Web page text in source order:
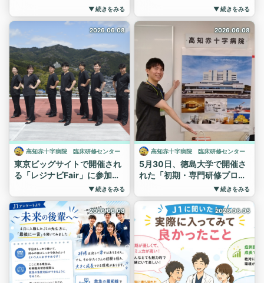
習していました💪
その次は、透明なマネキン
で、カテーテル留置の全過程
を経験。一通りの手順を通し
てやってみる貴重な学習機会
です。
病院見学に来られていた学生
さんも飛び入り参加！
教わったことを活かして早速
優しい指導をする研修医の姿
も見られました😊
みんな時間一杯、積極的に、
楽しみながら取り組んでいま
した😆
湘南藤沢徳洲会病院では、実
際の診療に臨む前にシミュレ
ーション教育を通して安全に
手技を学べる環境を整えてい
ます。
「見て覚える」だけではな
く、「実際にやってみる」こ
とで理解が深まり、自信にも
つながります✨
これからも研修医の成長を支
実習に来てくれた高知大学６
年生と益田赤十字病院の2年
次研修医、そして当院の研修
医が参加し、賑やかな時間を
過ごしました。
皆、救急部で楽しく充実した
実習・研修を行えているよう
です😊
指導医の先生との距離が近い
のも、当院の魅力の一つ！
当院には、研修に積極的に関
わってくれるドクターがたく
さんいますので、ぜひ見学に
来てみてください。
実習生の皆さんや院外研修医
の皆さんにとっても、当院で
の日々が素敵な経験になりま
すように😊
#高知赤十字病院 #救急部
#研修医 #実習生 #初期研
修 #専門研修 ＃交流会 #
懇親会 #病院見学受付中
▼ 続きをみる
研修医向けに「ショック概
論」のレクチャーが行われま
した。
ショックは救急診療において
対応の遅れが患者さんの予後
に大きく影響する重要な病態
です。
今回のレクチャーでは、
🔹 ショックとは何か
🔹 ショックの大まかな初期対
🔹 ショックを疑う身体所見
🔹 ショックの鑑別診断の考え
方
🔹 POCUS（Point-of-Care
Ultrasound）を用いたRUSH
examによる評価
🔹 ショックの初期治療介入
🔹 ショックの4分類と原因疾
🔹 最新のSurviving Sepsis
Campaign 2025も踏まえた
敗血症性ショックへの対応
▼ 続きをみる
2026.06.08
高知赤十字病院 臨床研修センター
東京ビッグサイトで開催され
る「レジナビFair」に参加し
高知県一丸となって、高知県
で行う臨床研修の魅力をたく
さん発信します。
当日は当院の研修医も2名ブ
ースにいますので、ぜひお話
を聞きに来てください。
日時：2026年6月21日（日）
11:00～17:00
▼ 続きをみる
2026.06.08
高知赤十字病院 臨床研修センター
5月30日、徳島大学で開催さ
れた「初期・専門研修プログ
ラム説明会」に参加しまし
た。
徳島大学の学生さんたちにも
当院の研修の魅力が伝われば
嬉しいです。
#高知赤十字病院 #研修医
#初期研修 #専門研修 ＃説
明会 #徳島大学 #病院見学
受付中
▼ 続きをみる
2026.06.08 2026.06.05